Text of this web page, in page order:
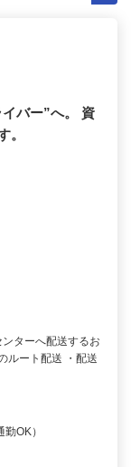
バー”へ。 資
。
ターへ配送するお
ルート配送 ・配送
OK）